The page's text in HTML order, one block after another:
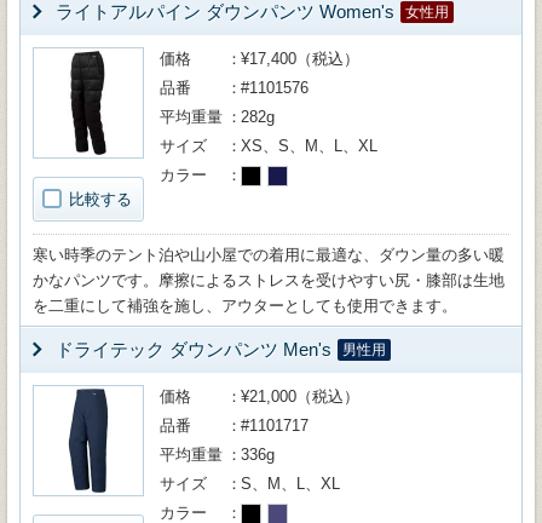
ライトアルパイン ダウンパンツ Women's 女性用
比較する
価格
¥17,400（税込）
品番
#1101576
平均重量
282g
サイズ
XS、S、M、L、XL
カラー
寒い時季のテント泊や山小屋での着用に最適な、ダウン量の多い暖
かなパンツです。摩擦によるストレスを受けやすい尻・膝部は生地
を二重にして補強を施し、アウターとしても使用できます。
ドライテック ダウンパンツ Men's 男性用
価格
¥21,000（税込）
品番
#1101717
平均重量
336g
サイズ
S、M、L、XL
カラー